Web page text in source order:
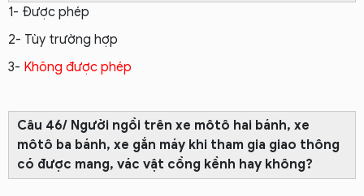
1- Được phép
2- Tùy trường hợp
3- Không được phép
Câu 46/ Người ngồi trên xe môtô hai bánh, xe
môtô ba bánh, xe gắn máy khi tham gia giao thông
có được mang, vác vật cồng kềnh hay không?